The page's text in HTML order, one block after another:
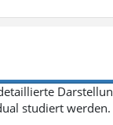
studiert